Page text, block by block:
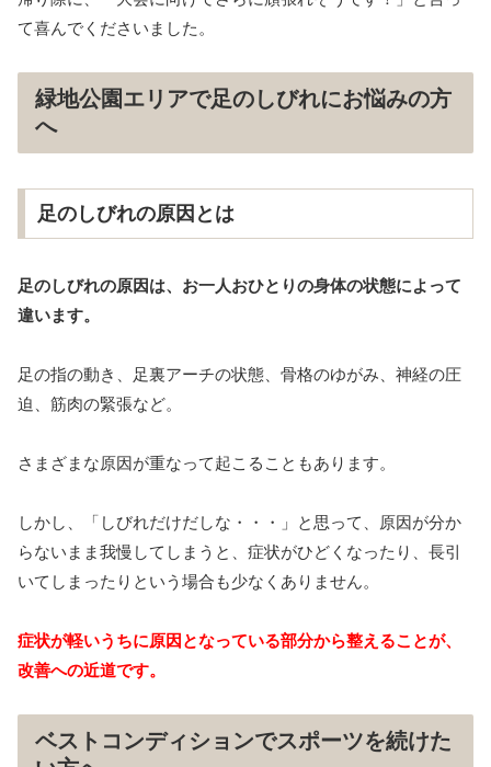
て喜んでくださいました。
緑地公園エリアで足のしびれにお悩みの方
へ
足のしびれの原因とは
足のしびれの原因は、お一人おひとりの身体の状態によって
違います。
足の指の動き、足裏アーチの状態、骨格のゆがみ、神経の圧
迫、筋肉の緊張など。
さまざまな原因が重なって起こることもあります。
しかし、「しびれだけだしな・・・」と思って、原因が分か
らないまま我慢してしまうと、症状がひどくなったり、長引
いてしまったりという場合も少なくありません。
症状が軽いうちに原因となっている部分から整えることが、
改善への近道です。
ベストコンディションでスポーツを続けた